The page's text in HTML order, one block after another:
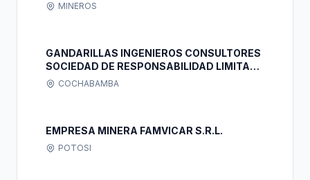
MINEROS
GANDARILLAS INGENIEROS CONSULTORES
SOCIEDAD DE RESPONSABILIDAD LIMITADA
( GIC LTDA )
COCHABAMBA
EMPRESA MINERA FAMVICAR S.R.L.
POTOSI